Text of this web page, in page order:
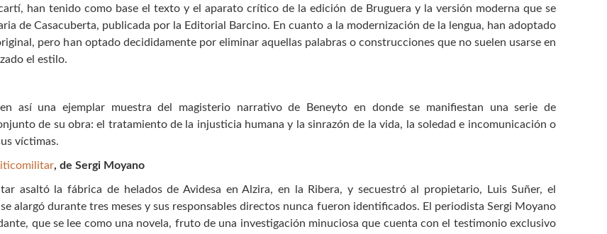
han tenido como base el texto y el aparato crítico de la edición de Bruguera y la versión moderna que se
de Casacuberta, publicada por la Editorial Barcino. En cuanto a la modernización de la lengua, han adoptado
pero han optado decididamente por eliminar aquellas palabras o construcciones que no suelen usarse en
el estilo.
así una ejemplar muestra del magisterio narrativo de Beneyto en donde se manifiestan una serie de
de su obra: el tratamiento de la injusticia humana y la sinrazón de la vida, la soledad e incomunicación o
víctimas.
, de Sergi Moyano
asaltó la fábrica de helados de Avidesa en Alzira, en la Ribera, y secuestró al propietario, Luis Suñer, el
alargó durante tres meses y sus responsables directos nunca fueron identificados. El periodista Sergi Moyano
que se lee como una novela, fruto de una investigación minuciosa que cuenta con el testimonio exclusivo